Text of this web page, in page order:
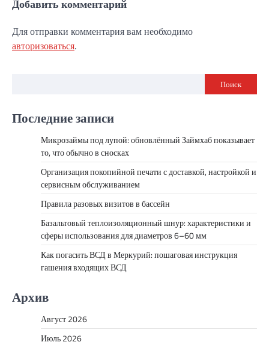
Добавить комментарий
Для отправки комментария вам необходимо
авторизоваться.
Поиск
Последние записи
Микрозаймы под лупой: обновлённый Займхаб показывает
то, что обычно в сносках
Организация покопийной печати с доставкой, настройкой и
сервисным обслуживанием
Правила разовых визитов в бассейн
Базальтовый теплоизоляционный шнур: характеристики и
сферы использования для диаметров 6–60 мм
Как погасить ВСД в Меркурий: пошаговая инструкция
гашения входящих ВСД
Архив
Август 2026
Июль 2026